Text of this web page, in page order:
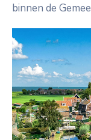
binnen de